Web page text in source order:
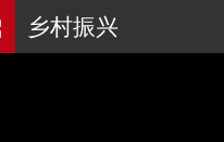
乡村振兴